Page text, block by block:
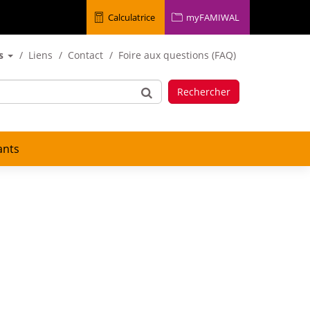
Calculatrice myFAMIWAL
Liens Contact Foire aux questions (FAQ)
Rechercher